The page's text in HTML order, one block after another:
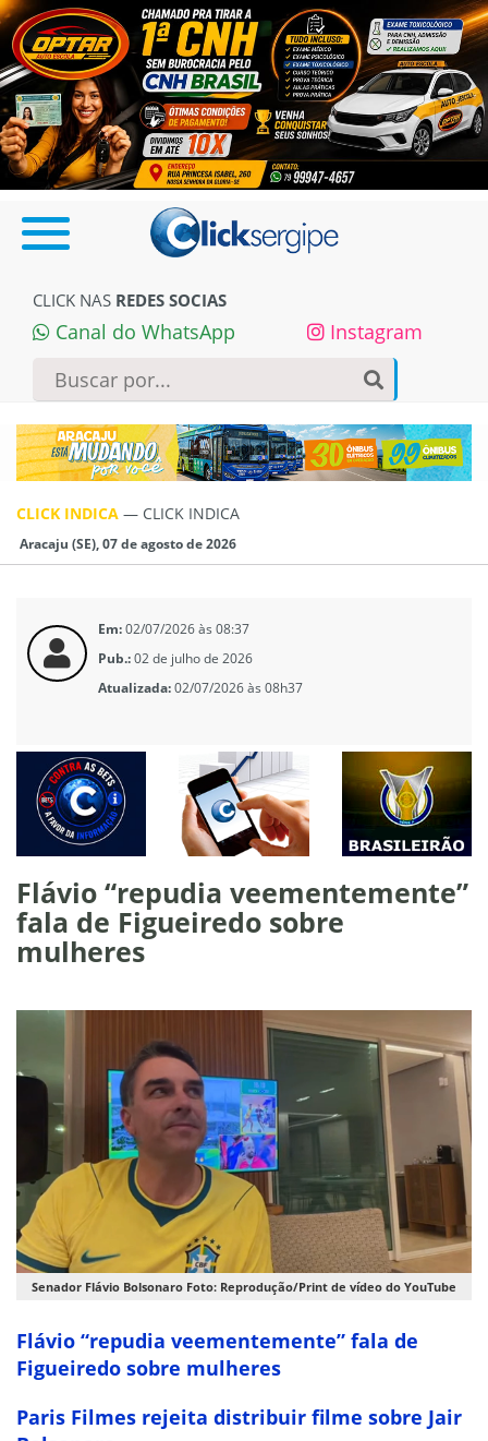
CLICK NAS REDES SOCIAS
Canal do WhatsApp Instagram
CLICK INDICA — CLICK INDICA
Aracaju (SE), 07 de agosto de 2026
Em:02/07/2026 às 08:37
Pub.:02 de julho de 2026
Atualizada:02/07/2026 às 08h37
Flávio “repudia veementemente”
fala de Figueiredo sobre
mulheres
Senador Flávio Bolsonaro Foto: Reprodução/Print de vídeo do YouTube
Flávio “repudia veementemente” fala de
Figueiredo sobre mulheres
Paris Filmes rejeita distribuir filme sobre Jair